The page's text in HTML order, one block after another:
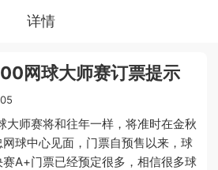
详情
网球大师赛订票提示
师赛将和往年一样，将准时在金秋
球中心见面，门票自预售以来，球
A+门票已经预定很多，相信很多球